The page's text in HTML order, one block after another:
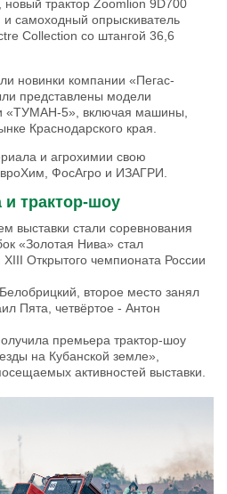
трактор Zoomlion 9D700
самоходный опрыскиватель
Collection со штангой 36,6
новинки компании «Пегас-
представлены модели
5», включая машины,
Краснодарского края.
и агрохимии свою
ФосАгро и ИЗАГРИ.
и трактор-шоу
выставки стали соревнования
«Золотая Нива» стал
Открытого чемпионата России
второе место занял
Пята, четвёртое - Антон
премьера трактор-шоу
на Кубанской земле»,
активностей выставки.